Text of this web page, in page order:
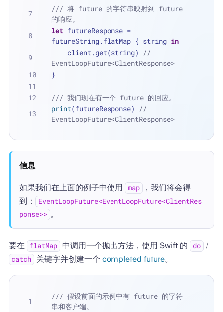
/// 将 future 的字符串映射到 future
的响应。
let futureResponse =
futureString.flatMap { string in
    client.get(string)
//
EventLoopFuture<ClientResponse>
}
/// 我们现在有一个 future 的回应。
print(futureResponse) //
EventLoopFuture<ClientResponse>
信息
如果我们在上面的例子中使用 map
，我们将会得
到：
EventLoopFuture<EventLoopFuture<ClientRes
ponse>> 。
要在 flatMap 中调用一个抛出方法，使用 Swift 的 do /
catch 关键字并创建一个completed future。
/// 假设前面的示例中有 future 的字符
串和客户端。